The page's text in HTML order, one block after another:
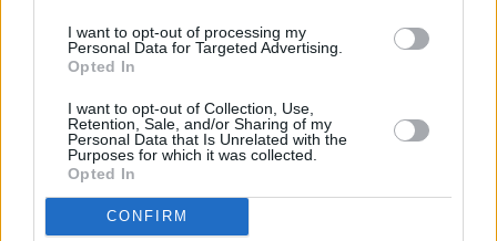
I want to opt-out of processing my
Personal Data for Targeted Advertising.
Opted In
I want to opt-out of Collection, Use,
Retention, Sale, and/or Sharing of my
Personal Data that Is Unrelated with the
Purposes for which it was collected.
Opted In
CONFIRM